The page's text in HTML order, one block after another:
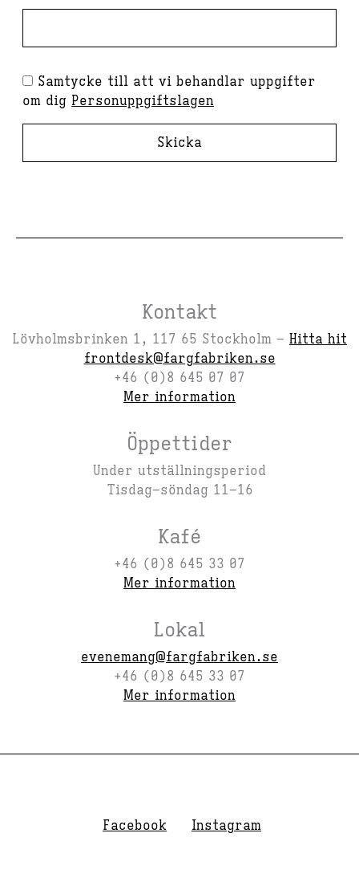
Samtycke till att vi behandlar uppgifter
om dig Personuppgiftslagen
Skicka
Kontakt
Lövholmsbrinken 1, 117 65 Stockholm – Hitta hit
frontdesk@fargfabriken.se
+46 (0)8 645 07 07
Mer information
Öppettider
Under utställningsperiod
Tisdag–söndag 11–16
Kafé
+46 (0)8 645 33 07
Mer information
Lokal
evenemang@fargfabriken.se
+46 (0)8 645 33 07
Mer information
Facebook Instagram